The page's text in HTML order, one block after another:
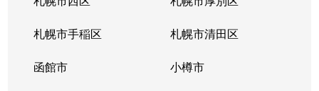
札幌市手稲区 札幌市清田区
函館市 小樽市